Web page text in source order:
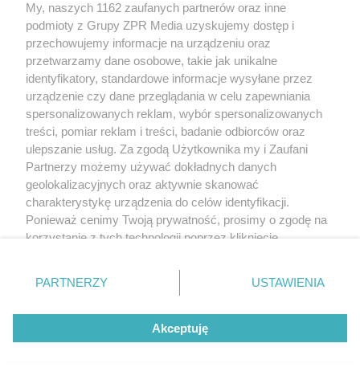
My, naszych 1162 zaufanych partnerów oraz inne
podmioty z Grupy ZPR Media uzyskujemy dostęp i
przechowujemy informacje na urządzeniu oraz
przetwarzamy dane osobowe, takie jak unikalne
identyfikatory, standardowe informacje wysyłane przez
urządzenie czy dane przeglądania w celu zapewniania
spersonalizowanych reklam, wybór spersonalizowanych
treści, pomiar reklam i treści, badanie odbiorców oraz
ulepszanie usług. Za zgodą Użytkownika my i Zaufani
Partnerzy możemy używać dokładnych danych
geolokalizacyjnych oraz aktywnie skanować
charakterystykę urządzenia do celów identyfikacji.
Ponieważ cenimy Twoją prywatność, prosimy o zgodę na
korzystanie z tych technologii poprzez kliknięcie
zmienić/wycofać klikając przycisk ustawień prywatności
znajdujący się w lewym dolnym rogu strony
rodzaje przetwarzania danych nie wymagają zgody
użytkownika, ale masz prawo sprzeciwić się takiemu
przetwarzaniu. Preferencje będą miały zastosowanie tylko
PARTNERZY USTAWIENIA
Akceptuję